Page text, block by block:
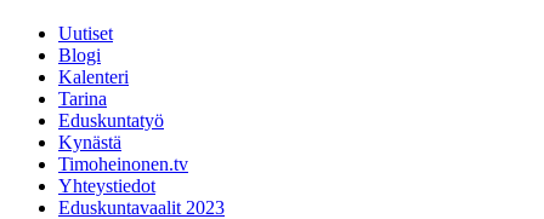
Uutiset
Blogi
Kalenteri
Tarina
Eduskuntatyö
Kynästä
Timoheinonen.tv
Yhteystiedot
Eduskuntavaalit 2023